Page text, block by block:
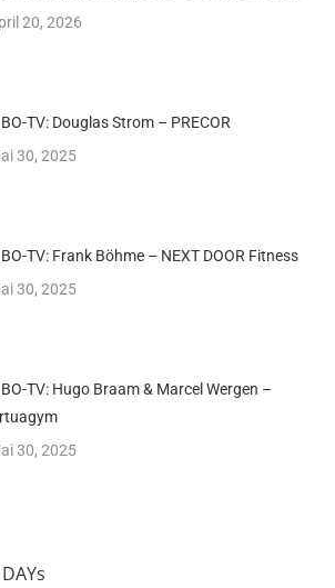
20, 2026
TV: Douglas Strom – PRECOR
30, 2025
TV: Frank Böhme – NEXT DOOR Fitness
30, 2025
TV: Hugo Braam & Marcel Wergen –
30, 2025